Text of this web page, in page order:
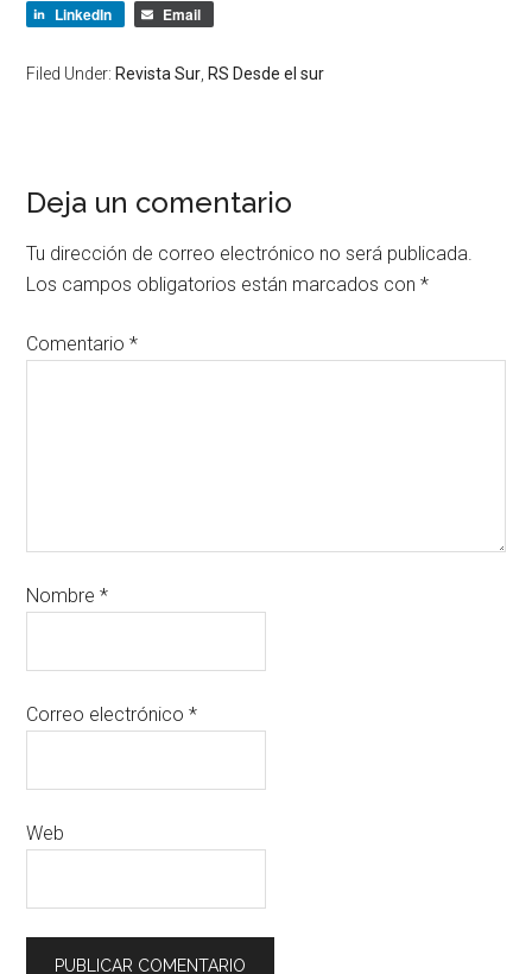
LinkedIn
Email
Filed Under:Revista Sur ,RS Desde el sur
Deja un comentario
Tu dirección de correo electrónico no será publicada.
Los campos obligatorios están marcados con*
Comentario*
Nombre*
Correo electrónico*
Web